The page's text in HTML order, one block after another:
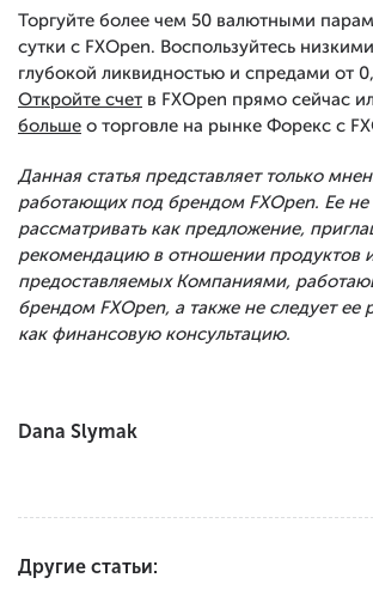
Торгуйте более чем 50 валютными
сутки с FXOpen. Воспользуйтесь
глубокой ликвидностью и спредами от
Откройте счет в FXOpen прямо сейчас
больше о торговле на рынке Форекс с
Данная статья представляет только
работающих под брендом FXOpen. Ее не
рассматривать как предложение,
рекомендацию в отношении продуктов и
предоставляемых Компаниями,
брендом FXOpen, а также не следует ее
как финансовую консультацию.
Dana Slymak
Другие статьи: